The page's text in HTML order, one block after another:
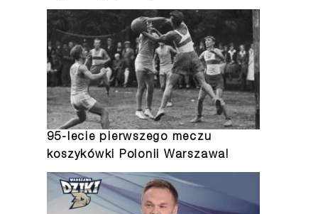
95-lecie pierwszego meczu
koszykówki Polonii Warszawa!